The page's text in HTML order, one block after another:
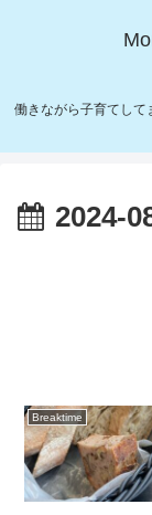
働きながら子育てして
2024-
Breaktime